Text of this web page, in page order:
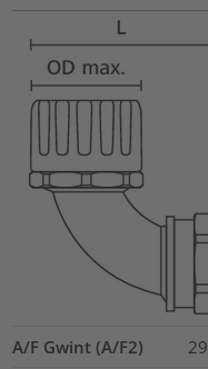
A/F Gwint (A/F2) 29